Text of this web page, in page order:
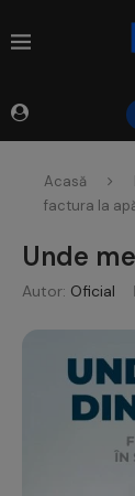
Acasă
factura la
Unde
Autor: Oficial